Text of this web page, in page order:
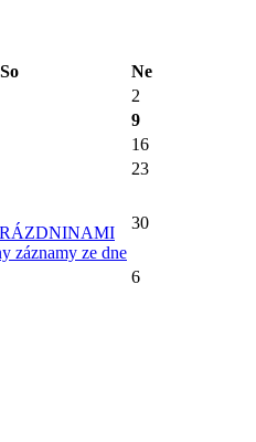
So
Ne
2
9
16
23
záznamy ze dne
30
6